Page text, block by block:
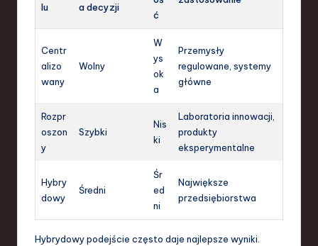
lu a decyzji
ć
Centr
alizo
wany
Wolny
W
ys
ok
a
Przemysły
regulowane, systemy
główne
Rozpr
oszon
y
Szybki
Nis
ki
Laboratoria innowacji,
produkty
eksperymentalne
Hybry
dowy
Średni
Śr
ed
ni
Największe
przedsiębiorstwa
Hybrydowy podejście często daje najlepsze wyniki.